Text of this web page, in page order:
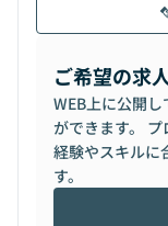
ご希望の求
WEB上に公開
ができます。
経験やスキルに
す。